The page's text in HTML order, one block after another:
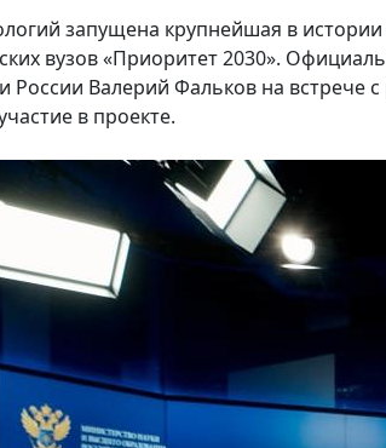
запущена крупнейшая в
вузов «Приоритет 2030».
России Валерий Фальков на встрече
в проекте.